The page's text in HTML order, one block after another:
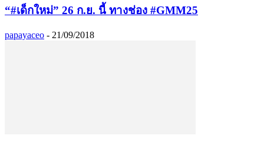
“#เด็กใหม่” 26 ก.ย. นี้ ทางช่อง #GMM25
papayaceo - 21/09/2018